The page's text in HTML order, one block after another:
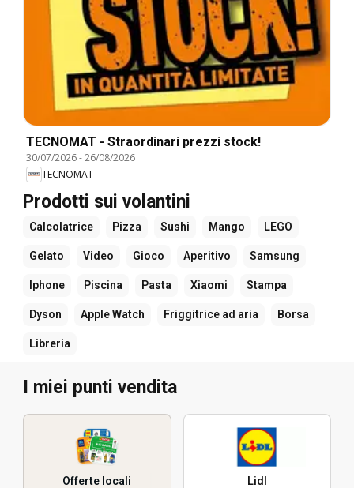
TECNOMAT - Straordinari prezzi stock!
30/07/2026-26/08/2026
TECNOMAT
Prodotti sui volantini
Calcolatrice Pizza Sushi Mango LEGO
Gelato Video Gioco Aperitivo Samsung
Iphone Piscina Pasta Xiaomi Stampa
Dyson Apple Watch Friggitrice ad aria Borsa
Libreria
I miei punti vendita
Offerte locali Lidl